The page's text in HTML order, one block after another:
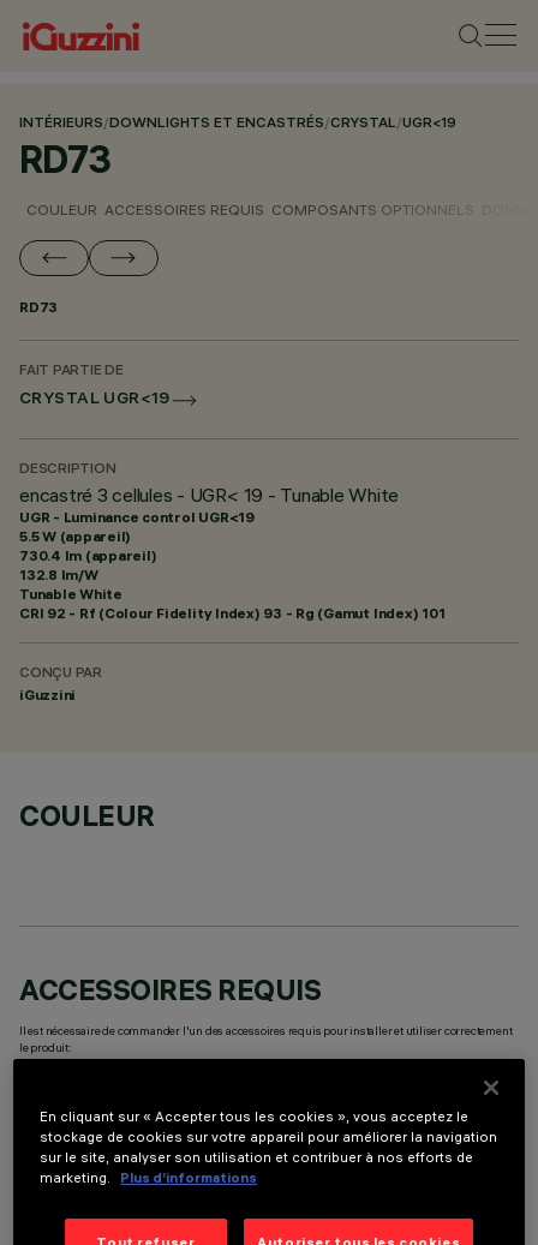
INTÉRIEURS/DOWNLIGHTS ET ENCASTRÉS/CRYSTAL/UGR<19
RD73
COULEUR ACCESSOIRES REQUIS COMPOSANTS OPTIONNELS
RD73
FAIT PARTIE DE
CRYSTAL UGR<19
DESCRIPTION
encastré 3 cellules - UGR< 19 - Tunable White
UGR - Luminance control UGR<19
5.5 W (appareil)
730.4 lm (appareil)
132.8 lm/W
Tunable White
CRI 92 - Rf (Colour Fidelity Index) 93 - Rg (Gamut Index) 101
CONÇU PAR
iGuzzini
COULEUR
ACCESSOIRES REQUIS
Il est nécessaire de commander l'un des accessoires requis pour installer et utiliser correctement
le produit:
COMPOSANTS OPTIONNELS
En cliquant sur « Accepter tous les cookies », vous acceptez le
stockage de cookies sur votre appareil pour améliorer la navigation
sur le site, analyser son utilisation et contribuer à nos efforts de
marketing.
Plus d’informations